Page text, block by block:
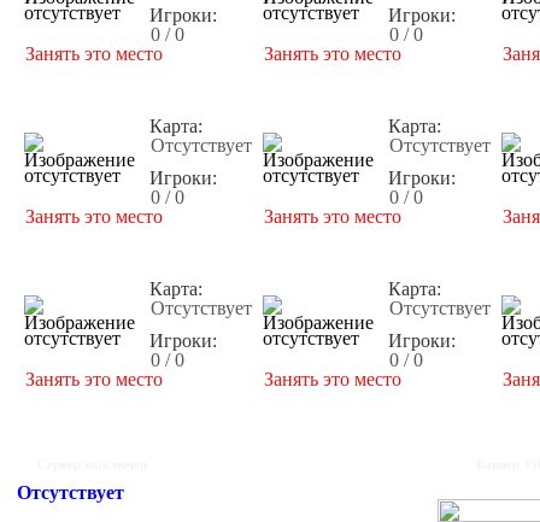
Игроки:
0 / 0
Занять это место
Игроки:
0 / 0
Занять это место
Карта:
Отсутствует
Игроки:
0 / 0
Занять это место
Карта:
Отсутствует
Игроки:
0 / 0
Занять это место
Карта:
Отсутствует
Игроки:
0 / 0
Занять это место
Карта:
Отсутствует
Игроки:
0 / 0
Занять это место
Отсутствует